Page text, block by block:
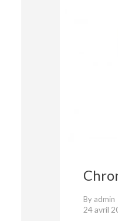
By admin
24 avril